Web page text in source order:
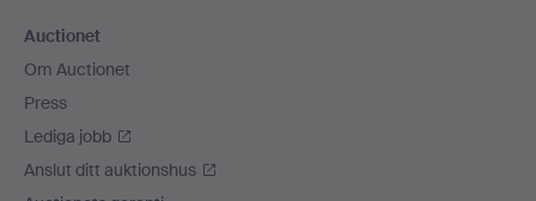
Auctionet
Om Auctionet
Press
Lediga jobb
Anslut ditt auktionshus